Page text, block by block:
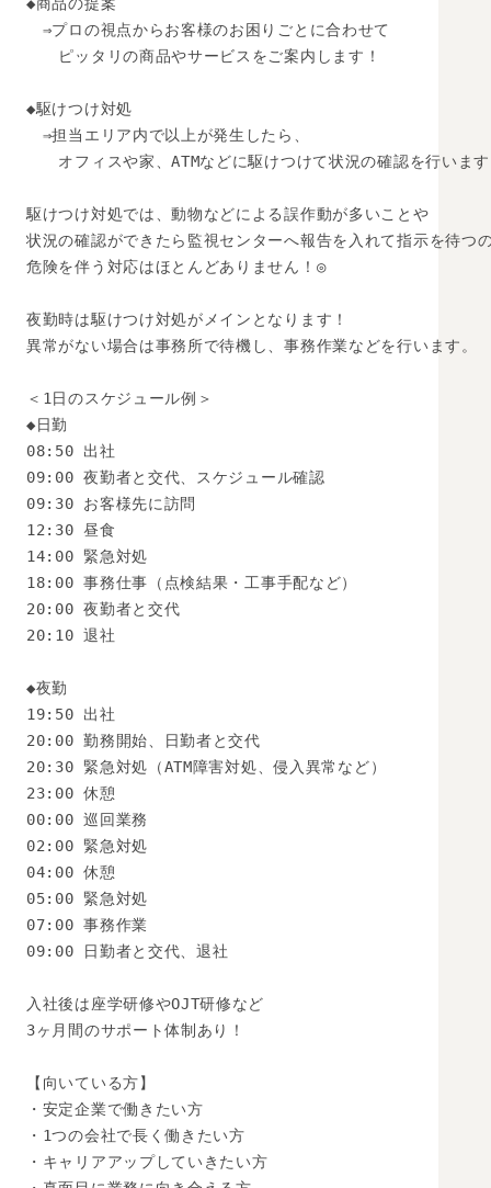
⇒プロの視点からお客様のお困りごとに合わせて
ピッタリの商品やサービスをご案内します！
◆駆けつけ対処
⇒担当エリア内で以上が発生したら、
オフィスや家、ATMなどに駆けつけて状況の確認を行いま
駆けつけ対処では、動物などによる誤作動が多いことや
状況の確認ができたら監視センターへ報告を入れて指示を待つ
危険を伴う対応はほとんどありません！◎
夜勤時は駆けつけ対処がメインとなります！
異常がない場合は事務所で待機し、事務作業などを行います。
＜1日のスケジュール例＞
◆日勤
08:50 出社
09:00 夜勤者と交代、スケジュール確認
09:30 お客様先に訪問
12:30 昼食
14:00 緊急対処
18:00 事務仕事（点検結果・工事手配など）
20:00 夜勤者と交代
20:10 退社
◆夜勤
19:50 出社
20:00 勤務開始、日勤者と交代
20:30 緊急対処（ATM障害対処、侵入異常など）
23:00 休憩
00:00 巡回業務
02:00 緊急対処
04:00 休憩
05:00 緊急対処
07:00 事務作業
09:00 日勤者と交代、退社
入社後は座学研修やOJT研修など
3ヶ月間のサポート体制あり！
【向いている方】
・安定企業で働きたい方
・1つの会社で長く働きたい方
・キャリアアップしていきたい方